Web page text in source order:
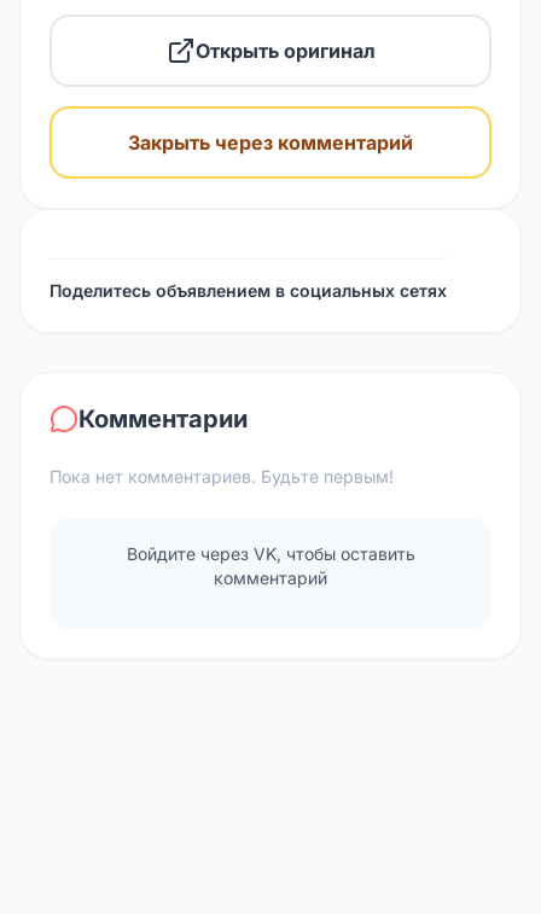
Открыть оригинал
Закрыть через комментарий
Поделитесь объявлением в социальных сетях
Комментарии
Пока нет комментариев. Будьте первым!
Войдите через VK, чтобы оставить
комментарий